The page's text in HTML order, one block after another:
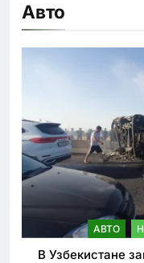
Авто
АВТО
В Узбекистане